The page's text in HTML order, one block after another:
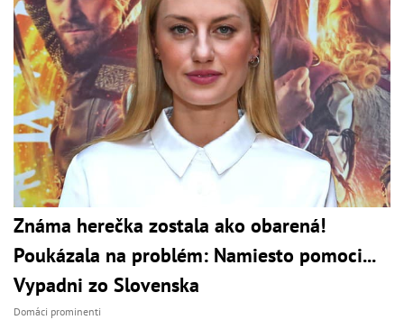
Známa herečka zostala ako obarená!
Poukázala na problém: Namiesto pomoci...
Vypadni zo Slovenska
Domáci prominenti